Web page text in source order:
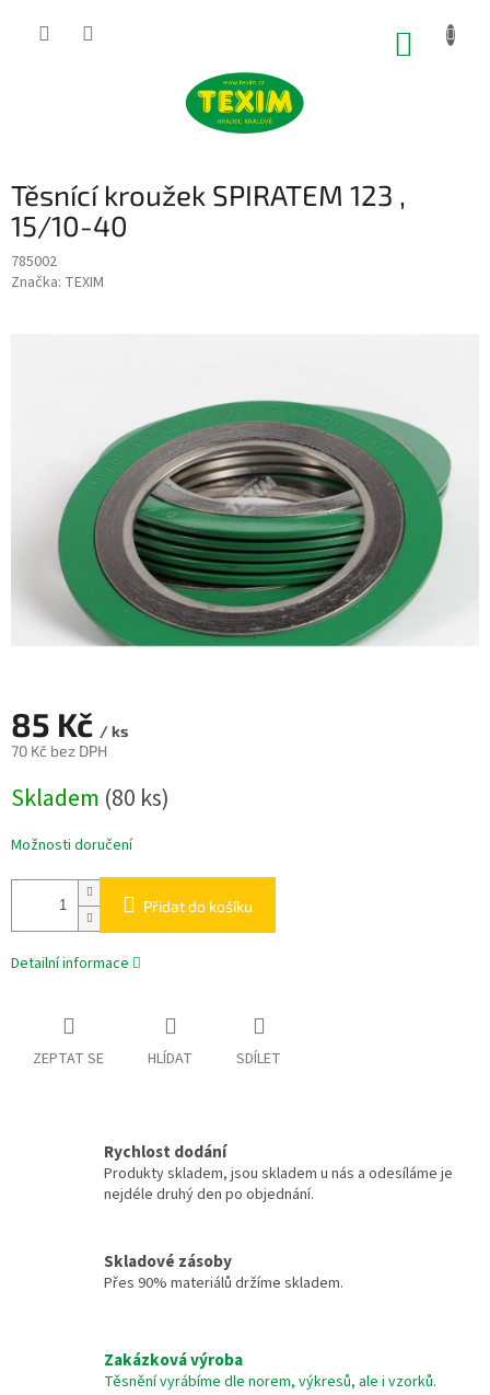
Těsnící kroužek SPIRATEM 123 ,
15/10-40
785002
Značka: TEXIM
85 Kč / ks
70 Kč bez DPH
cena:
Skladem (80 ks)
Možnosti doručení
Přidat do košíku
Detailní informace
ZEPTAT SE HLÍDAT SDÍLET
Rychlost dodání
Produkty skladem, jsou skladem u nás a odesíláme je
nejdéle druhý den po objednání.
Skladové zásoby
Přes 90% materiálů držíme skladem.
Zakázková výroba
Těsnění vyrábíme dle norem, výkresů, ale i vzorků.